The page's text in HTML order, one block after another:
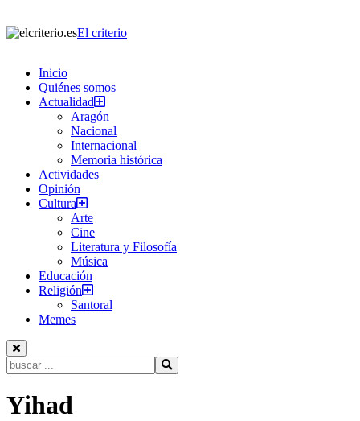
El criterio
Inicio
Quiénes somos
Actualidad
Aragón
Nacional
Internacional
Memoria histórica
Actividades
Opinión
Cultura
Arte
Cine
Literatura y Filosofía
Música
Educación
Religión
Santoral
Memes
Buscar:
Ir
al
Yihad